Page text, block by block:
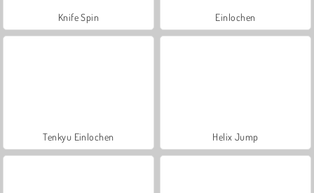
Knife Spin Einlochen
Tenkyu Einlochen Helix Jump